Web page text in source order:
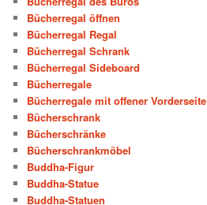
Bücherregal öffnen
Bücherregal Regal
Bücherregal Schrank
Bücherregal Sideboard
Bücherregale
Bücherregale mit offener Vorderseite
Bücherschrank
Bücherschränke
Bücherschrankmöbel
Buddha-Figur
Buddha-Statue
Buddha-Statuen